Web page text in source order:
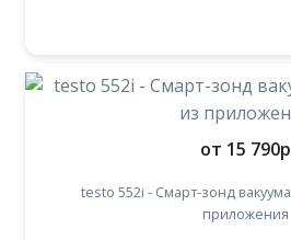
от 15 790p
testo 552i - Смарт-зонд
приложения